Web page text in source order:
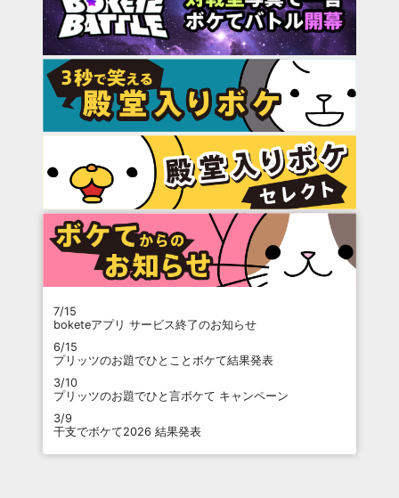
7/15
boketeアプリ サービス終了のお知らせ
6/15
プリッツのお題でひとことボケて結果発表
3/10
プリッツのお題でひと言ボケて キャンペーン
3/9
干支でボケて2026 結果発表